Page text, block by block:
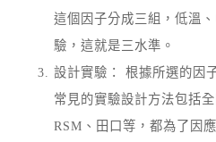
這個因子分成三組，低溫
驗，這就是三水準。
設計實驗： 根據所選的因
常見的實驗設計方法包括
RSM、田口等，都為了因